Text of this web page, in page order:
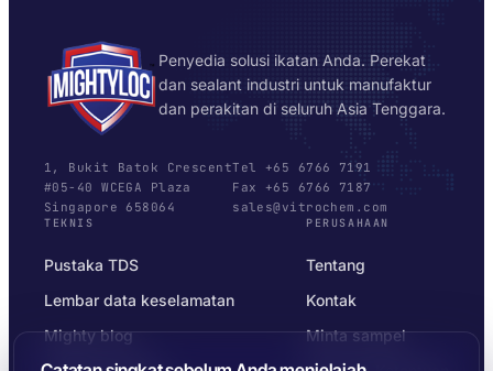
Penyedia solusi ikatan Anda. Perekat
dan sealant industri untuk manufaktur
dan perakitan di seluruh Asia Tenggara.
1, Bukit Batok Crescent
#05-40 WCEGA Plaza
Singapore 658064
Tel +65 6766 7191
Fax +65 6766 7187
sales@vitrochem.com
TEKNIS
Pustaka TDS
Lembar data keselamatan
Mighty blog
PERUSAHAAN
Tentang
Kontak
Minta sampel